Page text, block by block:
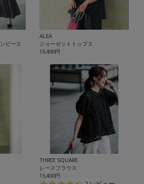
ピース
ALEA
ジョーゼットトップス
15,400円
THREE SQUARE
レースブラウス
15,400円